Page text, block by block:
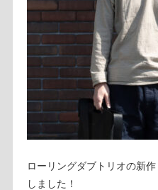
ローリングダブトリオの新作
しました！